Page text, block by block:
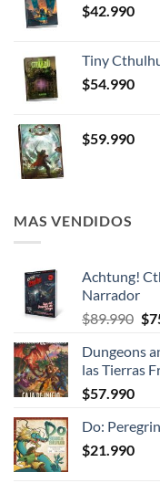
$42.990
Tiny
$54.990
$59.990
MAS VENDIDOS
Achtung!
Narrador
$89.990 El
$
Dungeons
las Tierras
$57.990
Do:
$21.990